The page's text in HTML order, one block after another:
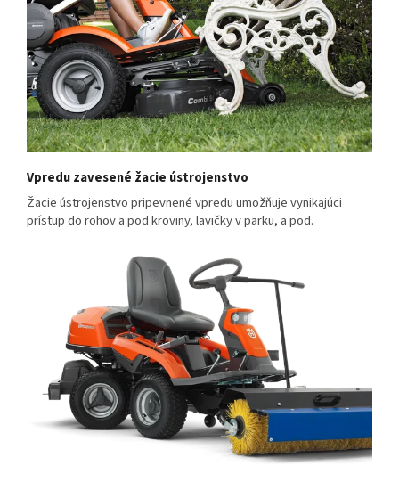
Vpredu zavesené žacie ústrojenstvo
Žacie ústrojenstvo pripevnené vpredu umožňuje vynikajúci
prístup do rohov a pod kroviny, lavičky v parku, a pod.